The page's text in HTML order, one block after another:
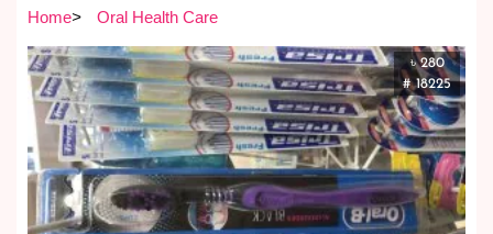
Home> Oral Health Care
৳ 280
# 18225